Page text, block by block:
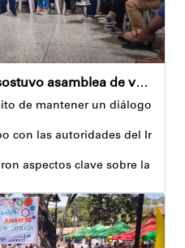
Alcalde Diógenes Lara sostuvo asamblea de vecinos con juntas de condominio de Palo Verde
de mantener un diálogo
con las autoridades del
aspectos clave sobre la
quejas, sugerencias y
ejecutan en articulación con